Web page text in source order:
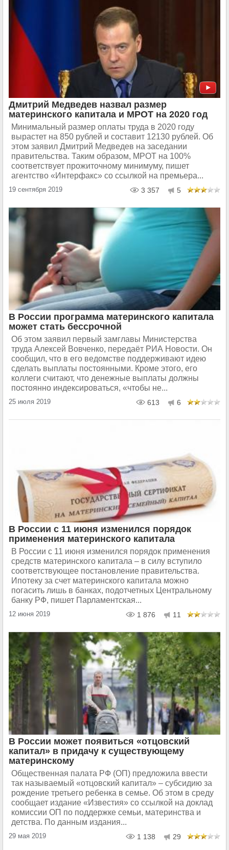
Дмитрий Медведев назвал размер
материнского капитала и МРОТ на 2020 год
Минимальный размер оплаты труда в 2020 году
вырастет на 850 рублей и составит 12130 рублей. Об
этом заявил Дмитрий Медведев на заседании
правительства. Таким образом, МРОТ на 100%
соответствует прожиточному минимуму, пишет
агентство «Интерфакс» со ссылкой на премьера...
19 сентября 2019 3 357 5
В России программа материнского капитала
может стать бессрочной
Об этом заявил первый замглавы Министерства
труда Алексей Вовченко, передаёт РИА Новости. Он
сообщил, что в его ведомстве поддерживают идею
сделать выплаты постоянными. Кроме этого, его
коллеги считают, что денежные выплаты должны
постоянно индексироваться, «чтобы не...
25 июля 2019 613 6
В России с 11 июня изменился порядок
применения материнского капитала
В России с 11 июня изменился порядок применения
средств материнского капитала – в силу вступило
соответствующее постановление правительства.
Ипотеку за счет материнского капитала можно
погасить лишь в банках, подотчетных Центральному
банку РФ, пишет Парламентская...
12 июня 2019 1 876 11
В России может появиться «отцовский
капитал» в придачу к существующему
материнскому
Общественная палата РФ (ОП) предложила ввести
так называемый «отцовский капитал» – субсидию за
рождение третьего ребенка в семье. Об этом в среду
сообщает издание «Известия» со ссылкой на доклад
комиссии ОП по поддержке семьи, материнства и
детства. По данным издания...
29 мая 2019 1 138 29